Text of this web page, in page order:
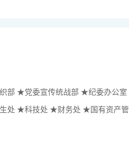
部 ★党委宣传统战部 ★纪委办公
处 ★科技处 ★财务处 ★国有资产